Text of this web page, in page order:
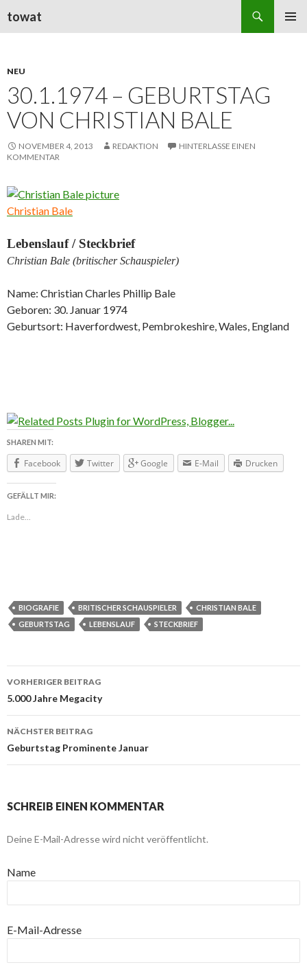
towat
NEU
30.1.1974 – GEBURTSTAG
VON CHRISTIAN BALE
NOVEMBER 4, 2013 REDAKTION
HINTERLASSE EINEN
KOMMENTAR
Christian Bale
Lebenslauf / Steckbrief
Christian Bale (britischer Schauspieler)
Name: Christian Charles Phillip Bale
Geboren: 30. Januar 1974
Geburtsort: Haverfordwest, Pembrokeshire, Wales, England
SHAREN MIT:
Facebook Twitter Google E-Mail Drucken
GEFÄLLT MIR:
Lade...
BIOGRAFIE BRITISCHER SCHAUSPIELER
CHRISTIAN BALE
GEBURTSTAG
LEBENSLAUF STECKBRIEF
Beitragsnavigation
VORHERIGER BEITRAG
5.000 Jahre Megacity
NÄCHSTER BEITRAG
Geburtstag Prominente Januar
SCHREIB EINEN KOMMENTAR
Deine E-Mail-Adresse wird nicht veröffentlicht.
Name
E-Mail-Adresse